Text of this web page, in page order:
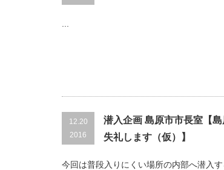
12.20
2016
潜入企画 島原市市長室【
失礼します（仮）】
今回は普段入りにくい場所の内部へ潜入